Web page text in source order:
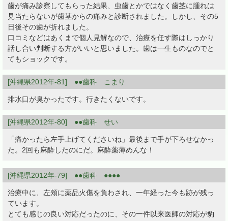
歯が痛み診察してもらった結果、虫歯とかではなく歯茎に腫れは
見当たらないが歯茎からの痛みと診断されました。しかし、その5
日後その歯が折れました。
口コミなどはあくまで個人見解なので、治療を任す際はしっかり
話し合い判断する方がいいと思いました。歯は一生ものなのでと
てもショックです。
[沖縄県2012年-81] ●●歯科 こまり
排水口が臭かったです。行きたくないです。
[沖縄県2012年-80] ●●歯科 せい
「痛かったら左手上げてくださいね」最後まで手が下ろせなかっ
た。2回も麻酔したのにだ。麻酔薬薄めんな！
[沖縄県2012年-79] ●●歯科 ●●●●
治療中に、左頬に薬品火傷を負わされ、一年経った今も跡が残っ
ています。
とても感じの良い対応だったのに、その一件以来医師の対応が豹